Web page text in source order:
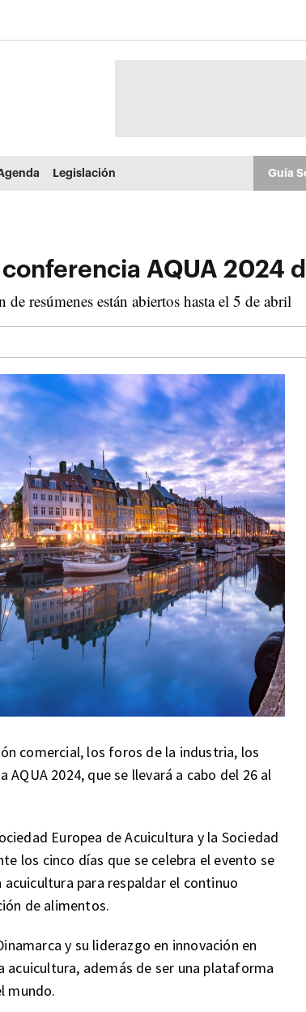
Legislación Guía
AQUA 2024
resúmenes están abiertos hasta el 5 de abril
comercial, los foros de la industria, los
2024, que se llevará a cabo del 26 al
Europea de Acuicultura y la Sociedad
los cinco días que se celebra el evento se
para respaldar el continuo
de alimentos.
y su liderazgo en innovación en
además de ser una plataforma
mundo.